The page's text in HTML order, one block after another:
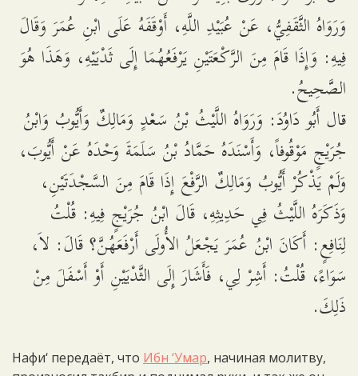
وَرَوَاهُ الثَّقَفِيُّ، عَنْ عُبَيْدِ اللَّهِ، أَوْقَفَهُ عَلَى ابْنِ عُمَرَ وَقَالَ
فِيهِ: وَإِذَا قَامَ مِنَ الرَّكْعَتَيْنِ يَرْفَعُهُمَا إِلَى ثَدْيَيْهِ، وَهَذَا هُوَ
الصَّحِيحُ.
قال أَبُو دَاوُدَ: وَرَوَاهُ اللَّيْثُ بْنُ سَعْدٍ وَمَالِكٌ وَأَيُّوبُ وَابْنُ
جُرَيْجٍ مَوْقُوفاً، وَأَسْنَدَهُ حَمَّادُ بْنُ سَلَمَةَ وَحْدَهُ عَنْ أَيُّوبَ،
وَلَمْ يَذْكُرْ أَيُّوبُ وَمَالِكٌ الرَّفْعَ إِذَا قَامَ مِنَ السَّجْدَتَيْنِ،
وَذَكَرَهُ اللَّيْثُ فِي حَدِيثِهِ، قَالَ ابْنُ جُرَيْجٍ فِيهِ: قُلْتُ
لِنَافِعٍ: أَكَانَ ابْنُ عُمَرَ يَجْعَلُ الأُولَى أَرْفَعَهُنَّ؟ قَالَ: لاَ،
سَوَاءً، قُلْتُ: أَشِرْ لِي، فَأَشَارَ إِلَى الثَّدْيَيْنِ أَوْ أَسْفَلَ مِنْ
ذَلِكَ.
Нафи‘ передаёт, что Ибн ‘Умар, начиная молитву,